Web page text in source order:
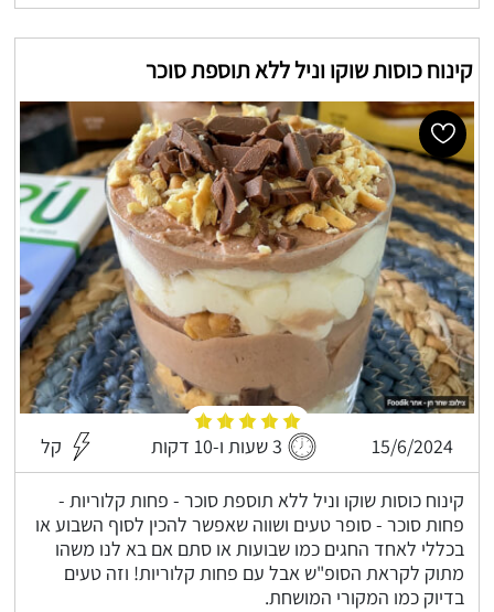
קינוח כוסות שוקו וניל ללא תוספת סוכר
15/6/2024 3 שעות ו-10 דקות קל
קינוח כוסות שוקו וניל ללא תוספת סוכר - פחות קלוריות -
פחות סוכר - סופר טעים ושווה שאפשר להכין לסוף השבוע או
בכללי לאחד החגים כמו שבועות או סתם אם בא לנו משהו
מתוק לקראת הסופ"ש אבל עם פחות קלוריות! וזה טעים
בדיוק כמו המקורי המושחת.